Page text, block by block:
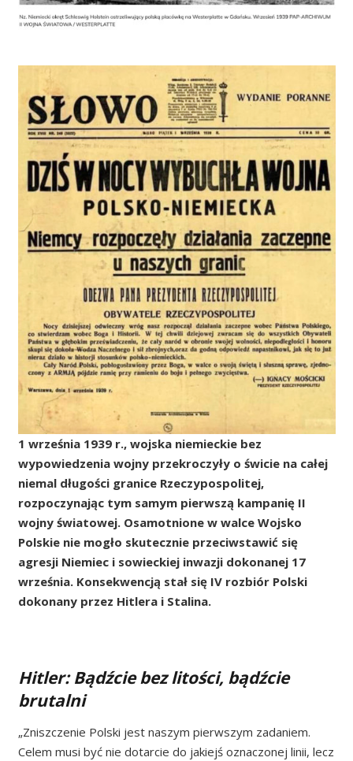
1 września 1939 r., wojska niemieckie bez
wypowiedzenia wojny przekroczyły o świcie na całej
niemal długości granice Rzeczypospolitej,
rozpoczynając tym samym pierwszą kampanię II
wojny światowej. Osamotnione w walce Wojsko
Polskie nie mogło skutecznie przeciwstawić się
agresji Niemiec i sowieckiej inwazji dokonanej 17
września. Konsekwencją stał się IV rozbiór Polski
dokonany przez Hitlera i Stalina.
Hitler: Bądźcie bez litości, bądźcie
brutalni
„Zniszczenie Polski jest naszym pierwszym zadaniem.
Celem musi być nie dotarcie do jakiejś oznaczonej linii, lecz